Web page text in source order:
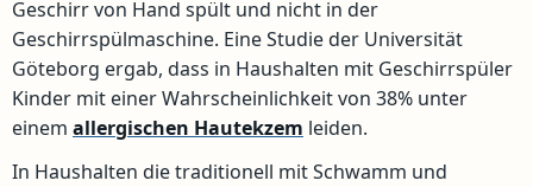
Geschirr von Hand spült und nicht in der
Geschirrspülmaschine. Eine Studie der Universität
Göteborg ergab, dass in Haushalten mit Geschirrspüler
Kinder mit einer Wahrscheinlichkeit von 38% unter
einem allergischen Hautekzem leiden.
In Haushalten die traditionell mit Schwamm und